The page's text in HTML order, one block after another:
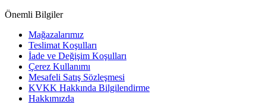
Önemli Bilgiler
Mağazalarımız
Teslimat Koşulları
İade ve Değişim Koşulları
Çerez Kullanımı
Mesafeli Satış Sözleşmesi
KVKK Hakkında Bilgilendirme
Hakkımızda